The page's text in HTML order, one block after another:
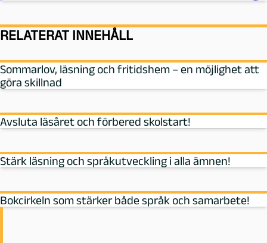
RELATERAT INNEHÅLL
Sommarlov, läsning och fritidshem – en möjlighet att
göra skillnad
Avsluta läsåret och förbered skolstart!
Stärk läsning och språkutveckling i alla ämnen!
Bokcirkeln som stärker både språk och samarbete!